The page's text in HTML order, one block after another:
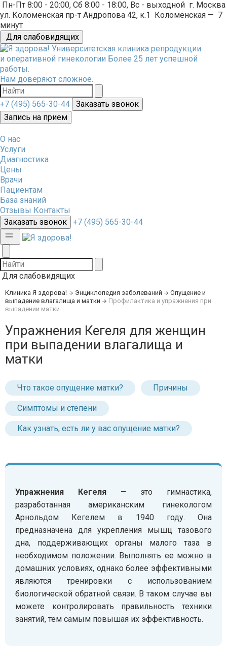
Пн-Пт 8:00 - 20:00, Сб 8:00 - 18:00, Вс - выходной г. Москва
ул. Коломенская пр-т Андропова 42, к.1 Коломенская — 7
минут
Для слабовидящих
Университетская клиника репродукции
и оперативной гинекологии Более 25 лет успешной
работы.
Нам доверяют сложное.
+7 (495) 565-30-44
Заказать звонок
Запись на прием
О нас
Услуги
Диагностика
Цены
Врачи
Пациентам
База знаний
Отзывы Контакты
Заказать звонок
+7 (495) 565-30-44
Для слабовидящих
Клиника Я здорова! Энциклопедия заболеваний
Опущение и
выпадение влагалища и матки
Профилактика и упражнения при
выпадении матки
Упражнения Кегеля для женщин
при выпадении влагалища и
матки
Что такое опущение матки? Причины
Симптомы и степени
Как узнать, есть ли у вас опущение матки?
Упражнения Кегеля— это гимнастика,
разработанная американским гинекологом
Арнольдом Кегелем в 1940 году. Она
предназначена для укрепления мышц тазового
дна, поддерживающих органы малого таза в
необходимом положении. Выполнять ее можно в
домашних условиях, однако более эффективными
являются тренировки с использованием
биологической обратной связи. В таком случае вы
можете контролировать правильность техники
занятий, тем самым повышая их эффективность.